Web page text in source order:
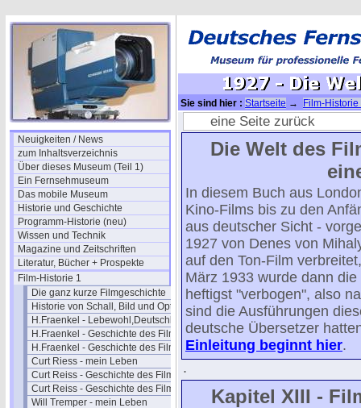
Neuigkeiten / News
zum Inhaltsverzeichnis
Über dieses Museum (Teil 1)
Ein Fernsehmuseum
Das mobile Museum
Historie und Geschichte
Programm-Historie (neu)
Wissen und Technik
Magazine und Zeitschriften
Literatur, Bücher + Prospekte
Film-Historie 1
Die ganz kurze Filmgeschichte
Historie von Schall, Bild und Optik
H.Fraenkel - Lebewohl,Deutschland
H.Fraenkel - Geschichte des Films 1
H.Fraenkel - Geschichte des Films 2
Curt Riess - mein Leben
Curt Reiss - Geschichte des Films I
Curt Reiss - Geschichte des Films II
Will Tremper - mein Leben
Sie sind hier : Startseite → Film-Historie
eine Seite zurück
Die Welt des
In diesem Buch aus
Kino-Films bis zu den
aus deutscher Sicht -
1927 von Denes von
auf den Ton-Film
März 1933 wurde dann
heftigst "verbogen", also
sind die Ausführungen
deutsche Übersetzer
Einleitung beginnt hier.
.
Kapitel XIII -